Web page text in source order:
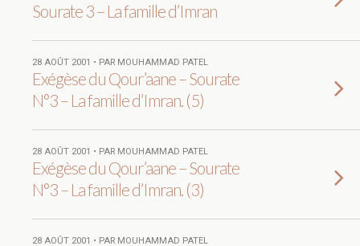
Sourate 3 – La famille d’Imran
28 AOÛT 2001 • PAR MOUHAMMAD PATEL
Exégèse du Qour’aane – Sourate
N°3 – La famille d’Imran. (5)
28 AOÛT 2001 • PAR MOUHAMMAD PATEL
Exégèse du Qour’aane – Sourate
N°3 – La famille d’Imran. (3)
28 AOÛT 2001 • PAR MOUHAMMAD PATEL